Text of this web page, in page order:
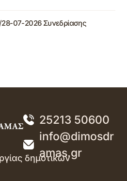
07-2026 Συνεδρίασης
25213 50600
info@dimosdr
amas.gr
δημοτικών